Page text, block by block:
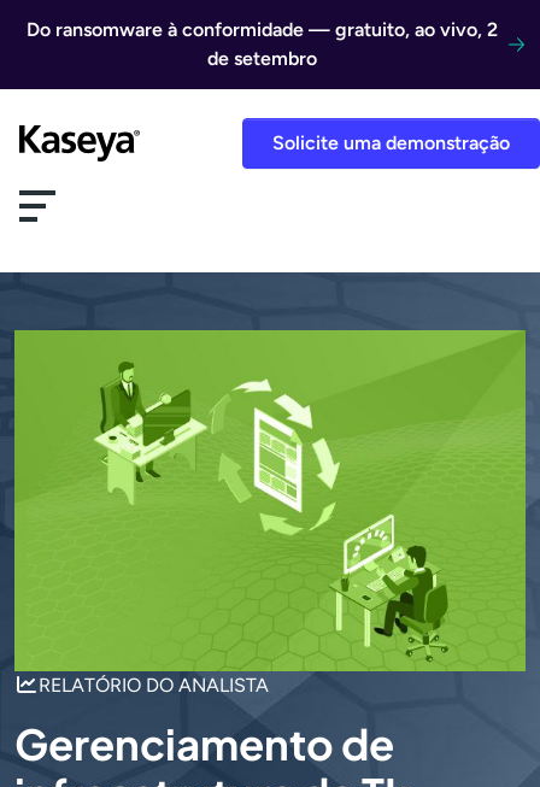
Do ransomware à conformidade — gratuito, ao vivo, 2
de setembro
Solicite uma demonstração
RELATÓRIO DO ANALISTA
Gerenciamento de